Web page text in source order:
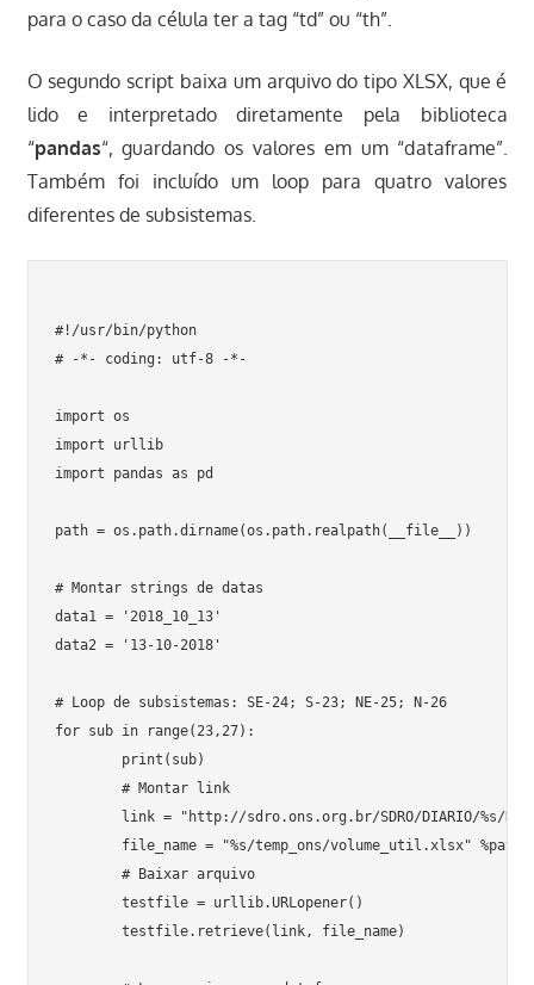
para o caso da célula ter a tag “td” ou “th”.
O segundo script baixa um arquivo do tipo XLSX, que é
lido e interpretado diretamente pela biblioteca
“pandas“, guardando os valores em um “dataframe”.
Também foi incluído um loop para quatro valores
diferentes de subsistemas.
#!/usr/bin/python
# -*- coding: utf-8 -*-
import os
import urllib
import pandas as pd
path = os.path.dirname(os.path.realpath(__file__))
# Montar strings de datas
data1 = '2018_10_13'
data2 = '13-10-2018'
# Loop de subsistemas: SE-24; S-23; NE-25; N-26
for sub in range(23,27):